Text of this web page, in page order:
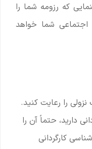
که رزومه شما را
اجتماعی شما خواهد
را رعایت کنید.
دارید، حتماً آن را
کارگردانی